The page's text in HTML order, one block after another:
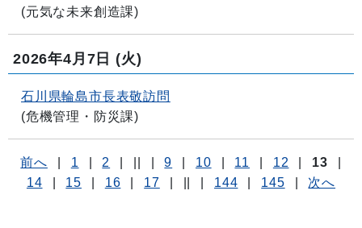
(元気な未来創造課)
2026年4月7日 (火)
石川県輪島市長表敬訪問
(危機管理・防災課)
前へ 1 2 9 10 11 12 13
14
15 16 17 144 145 次へ